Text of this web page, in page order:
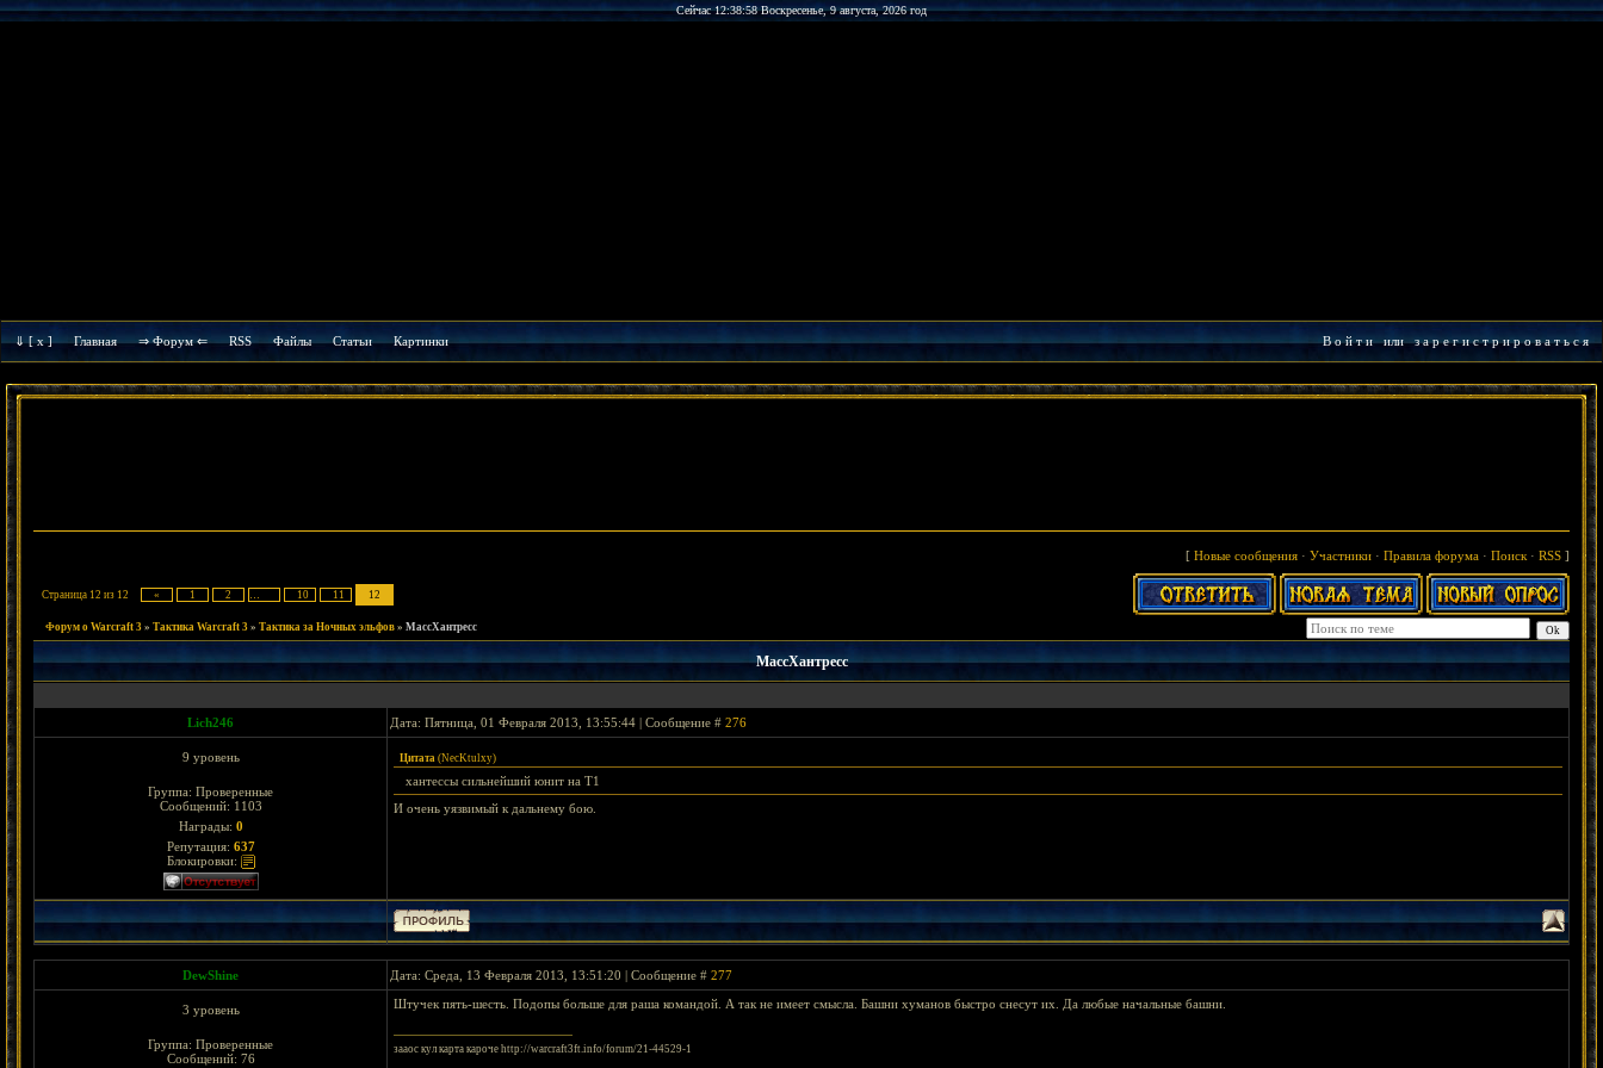
Сейчас 12:38:58 Воскресенье, 9 августа, 2026 год
⇓ [ x ] Главная ⇒ Форум ⇐ RSS Файлы Cтатьи Картинки В о й т иилиз а р е г и с т р и р о в а т ь с я
[ Новые сообщения · Участники · Правила форума · Поиск · RSS ]
Страница 12 из 12 « 1 2 … 10 11 12
Форум о Warcraft 3 » Тактика Warcraft 3 » Тактика за Ночных эльфов » МассХантресс
МассХантресс
Lich246 Дата: Пятница, 01 Февраля 2013, 13:55:44 | Сообщение # 276
9 уровень
Группа: Проверенные
Сообщений: 1103
Награды: 0
Репутация: 637
Блокировки:
Цитата (NecKtulxy)
хантессы сильнейший юнит на T1
И очень уязвимый к дальнему бою.
DewShine Дата: Среда, 13 Февраля 2013, 13:51:20 | Сообщение # 277
3 уровень
Группа: Проверенные
Сообщений: 76
Штучек пять-шесть. Подопы больше для раша командой. А так не имеет смысла. Башни хуманов быстро снесут их. Да любые начальные башни.
зааос кул карта кароче http://warcraft3ft.info/forum/21-44529-1